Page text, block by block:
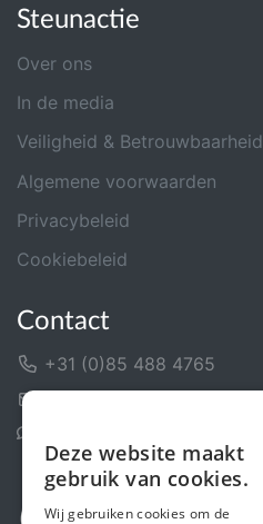
Steunactie
Over ons
In de media
Veiligheid & Betrouwbaarheid
Algemene voorwaarden
Privacybeleid
Cookiebeleid
Contact
+31 (0)85 488 4765
Deze website maakt
gebruik van cookies.
Wij gebruiken cookies om de